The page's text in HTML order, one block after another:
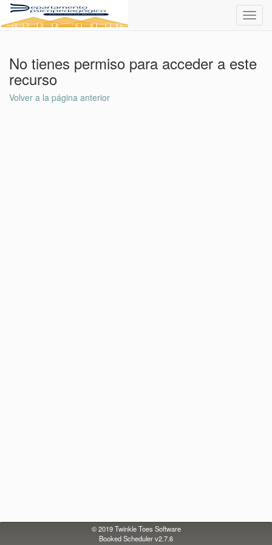
No tienes permiso para acceder a este
recurso
Volver a la página anterior
© 2019Twinkle Toes Software
Booked Scheduler v2.7.6